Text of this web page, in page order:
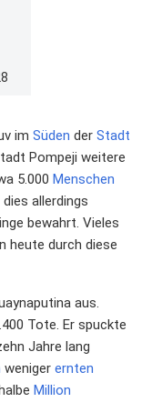
im Süden der Stadt
Pompeji weitere
5.000 Menschen
allerdings
bewahrt. Vieles
heute durch diese
aus.
Tote. Er spuckte
Jahre lang
weniger ernten
Million